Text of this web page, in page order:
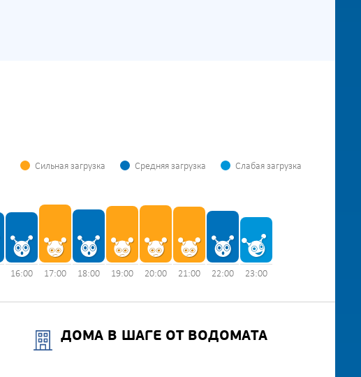
Сильная загрузка Средняя загрузка Слабая загрузка
16:00 17:00 18:00 19:00 20:00 21:00 22:00 23:00
ДОМА В ШАГЕ ОТ ВОДОМАТА